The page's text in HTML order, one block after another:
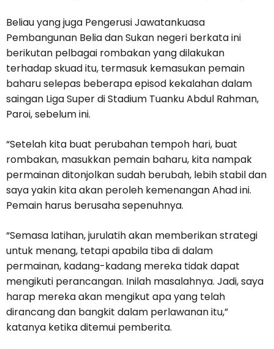
Beliau yang juga Pengerusi Jawatankuasa
Pembangunan Belia dan Sukan negeri berkata ini
berikutan pelbagai rombakan yang dilakukan
terhadap skuad itu, termasuk kemasukan pemain
baharu selepas beberapa episod kekalahan dalam
saingan Liga Super di Stadium Tuanku Abdul Rahman,
Paroi, sebelum ini.
“Setelah kita buat perubahan tempoh hari, buat
rombakan, masukkan pemain baharu, kita nampak
permainan ditonjolkan sudah berubah, lebih stabil dan
saya yakin kita akan peroleh kemenangan Ahad ini.
Pemain harus berusaha sepenuhnya.
“Semasa latihan, jurulatih akan memberikan strategi
untuk menang, tetapi apabila tiba di dalam
permainan, kadang-kadang mereka tidak dapat
mengikuti perancangan. Inilah masalahnya. Jadi, saya
harap mereka akan mengikut apa yang telah
dirancang dan bangkit dalam perlawanan itu,”
katanya ketika ditemui pemberita.